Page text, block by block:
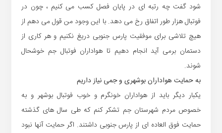
شود گفت چه رتبه ای در پایان فصل کسب می کنیم ، چون در
فوتبال هزار طور اتفاق رخ می دهد. با این وجود من قول می دهم از
هیچ تلاشی برای موفقیت پارس جنوبی دریغ نکنیم و هر کاری از
دستمان برمی آید انجام دهیم تا هواداران فوتبال جم خوشحال
شوند.
به حمایت هواداران بوشهری و جمی نیاز داریم
یکبار دیگر باید از هواداران خونگرم و خوب فوتبال بوشهر و به
خصوص مردم شهرستان جم تشکر کنم که طی سال های گذشته
حمایت فوق العاده ای از پارس جنوبی داشتند. اگر حمایت آنها نبود